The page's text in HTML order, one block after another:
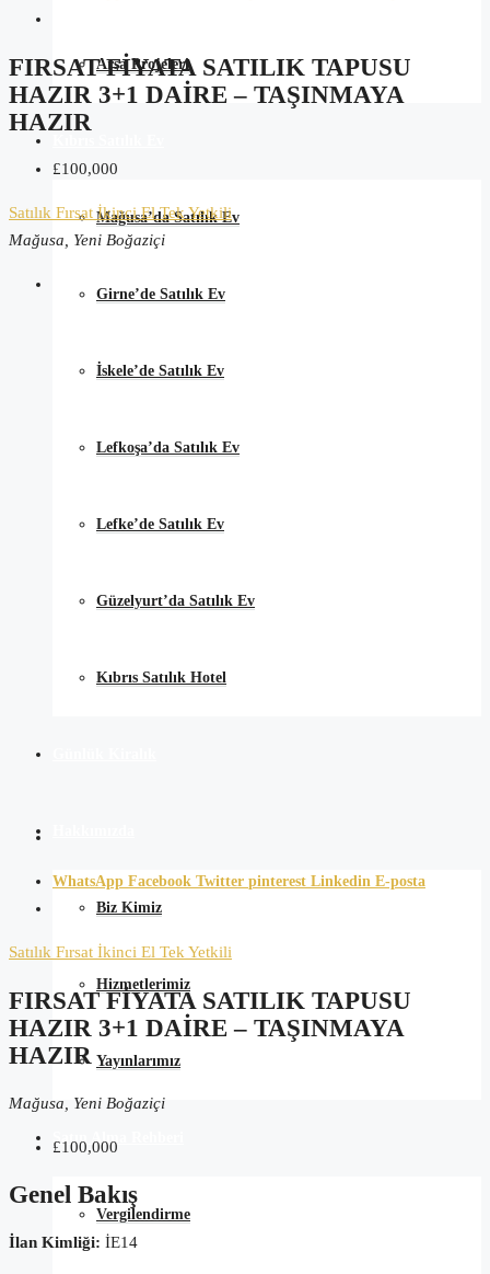
Arsa Projeleri
Mağusa’da Satılık Ev
Girne’de Satılık Ev
İskele’de Satılık Ev
Lefkoşa’da Satılık Ev
Lefke’de Satılık Ev
Güzelyurt’da Satılık Ev
Kıbrıs Satılık Hotel
Biz Kimiz
Hizmetlerimiz
Yayınlarımız
Satın Alma Rehberi
Vergilendirme
FIRSAT FİYATA SATILIK TAPUSU
HAZIR 3+1 DAİRE – TAŞINMAYA
HAZIR
£100,000
Satılık Fırsatİkinci ElTek Yetkili
Mağusa, Yeni Boğaziçi
WhatsApp Facebook Twitter pinterest Linkedin E-posta
Satılık Fırsat İkinci El Tek Yetkili
FIRSAT FİYATA SATILIK TAPUSU
HAZIR 3+1 DAİRE – TAŞINMAYA
HAZIR
Mağusa, Yeni Boğaziçi
£100,000
Genel Bakış
İlan Kimliği: İE14